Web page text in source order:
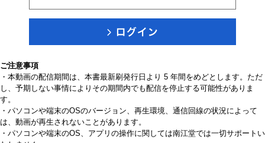
ご注意事項
・本動画の配信期間は、本書最新刷発行日より 5 年間をめどとします。ただ
し、予期しない事情によりその期間内でも配信を停止する可能性がありま
す。
・パソコンや端末のOSのバージョン、再生環境、通信回線の状況によって
は、動画が再生されないことがあります。
・パソコンや端末のOS、アプリの操作に関しては南江堂では一切サポートい